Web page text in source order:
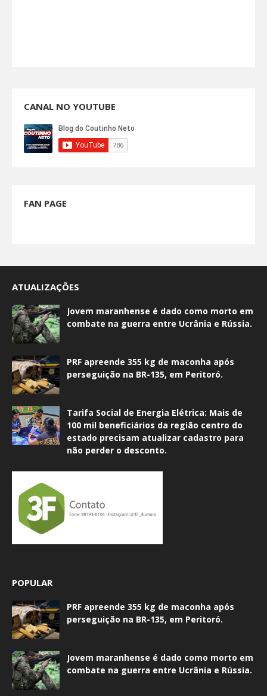
CANAL NO YOUTUBE
FAN PAGE
ATUALIZAÇÕES
Jovem maranhense é dado como morto em
combate na guerra entre Ucrânia e Rússia.
PRF apreende 355 kg de maconha após
perseguição na BR-135, em Peritoró.
Tarifa Social de Energia Elétrica: Mais de
100 mil beneficiários da região centro do
estado precisam atualizar cadastro para
não perder o desconto.
POPULAR
PRF apreende 355 kg de maconha após
perseguição na BR-135, em Peritoró.
Jovem maranhense é dado como morto em
combate na guerra entre Ucrânia e Rússia.